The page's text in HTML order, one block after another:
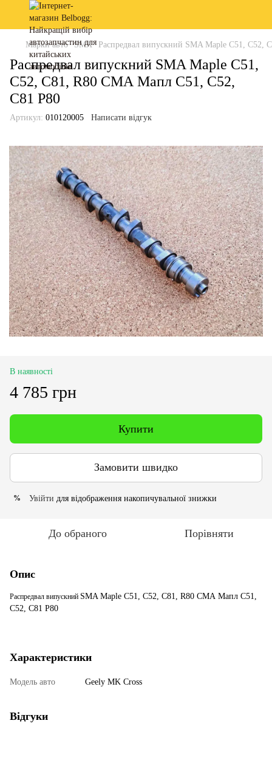
Марки авто SMA Распредвал випускний SMA Maple C51,
Распредвал випускний SMA Maple C51,
C52, C81, R80 СМА Мапл С51, С52,
С81 Р80
Артикул: 010120005 Написати відгук
В наявності
4 785 грн
Купити
Замовити швидко
% Увійти для відображення накопичувальної знижки
До обраного Порівняти
Опис
Распредвал випускний SMA Maple C51, C52, C81, R80 СМА Мапл С51,
С52, С81 Р80
Характеристики
Модель авто Geely MK Cross
Відгуки